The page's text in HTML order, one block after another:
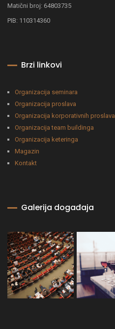
Matični broj: 64803735
PIB: 110314360
Brzi linkovi
Organizacija seminara
Organizacija proslava
Organizacija korporativnih proslava
Organizacija team buildinga
Organizacija keteringa
Magazin
Kontakt
Galerija događaja